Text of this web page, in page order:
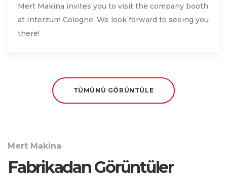
Mert Makina invites you to visit the company booth
at Interzum Cologne. We look forward to seeing you
there!
TÜMÜNÜ GÖRÜNTÜLE
Mert Makina
Fabrikadan Görüntüler